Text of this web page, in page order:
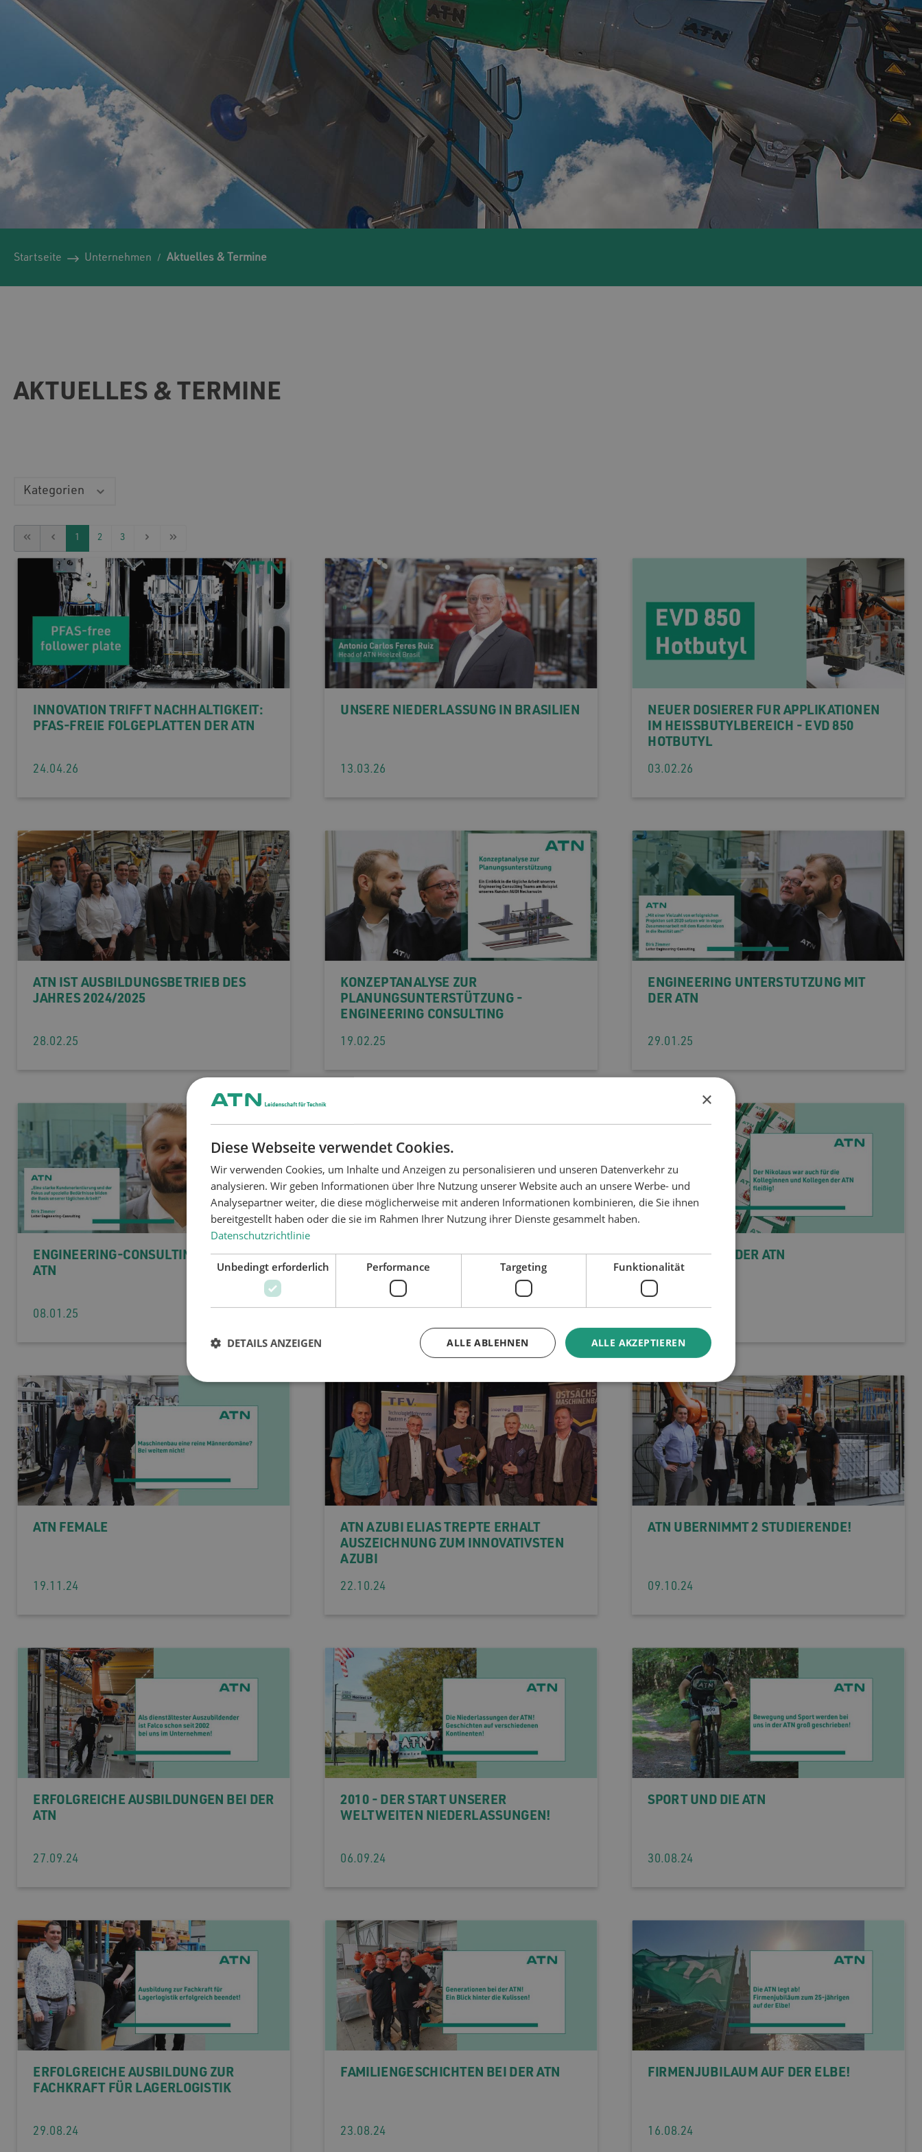
Startseite Unternehmen Aktuelles & Termine
AKTUELLES & TERMINE
Kategorien
1 2 3
INNOVATION TRIFFT NACHHALTIGKEIT:
PFAS-FREIE FOLGEPLATTEN DER ATN
24.04.26
UNSERE NIEDERLASSUNG IN BRASILIEN
13.03.26
NEUER DOSIERER FÜR APPLIKATIONEN
IM HEISSBUTYLBEREICH - EVD 850 H
OTBUTYL
03.02.26
ATN IST AUSBILDUNGSBETRIEB DES
JAHRES 2024/2025
28.02.25
KONZEPTANALYSE ZUR
PLANUNGSUNTERSTÜTZUNG -
ENGINEERING CONSULTING
19.02.25
ENGINEERING UNTERSTÜTZUNG MIT
DER ATN
29.01.25
ENGINEERING-CONSULTING BEI DER
ATN
08.01.25
DIE JÄHRLICHE WEIHNACHTSFEIER DER
NIKOLAUS BEI DER ATN
ATN FEMALE
19.11.24
ATN AZUBI ELIAS TREPTE ERHÄLT
AUSZEICHNUNG ZUM INNOVATIVSTEN
AZUBI
22.10.24
ATN ÜBERNIMMT 2 STUDIERENDE!
09.10.24
ERFOLGREICHE AUSBILDUNGEN BEI DER
ATN
27.09.24
2010 - DER START UNSERER
WELTWEITEN NIEDERLASSUNGEN!
06.09.24
SPORT UND DIE ATN
30.08.24
ERFOLGREICHE AUSBILDUNG ZUR
FACHKRAFT FÜR LAGERLOGISTIK
29.08.24
FAMILIENGESCHICHTEN BEI DER ATN
23.08.24
FIRMENJUBILÄUM AUF DER ELBE!
16.08.24
×
Diese Webseite verwendet Cookies.
Wir verwenden Cookies, um Inhalte und Anzeigen zu personalisieren und unseren Datenverkehr zu
analysieren. Wir geben Informationen über Ihre Nutzung unserer Website auch an unsere Werbe- und
Analysepartner weiter, die diese möglicherweise mit anderen Informationen kombinieren, die Sie ihnen
bereitgestellt haben oder die sie im Rahmen Ihrer Nutzung ihrer Dienste gesammelt haben.
Datenschutzrichtlinie
Unbedingt erforderlich Performance Targeting Funktionalität
ALLE AKZEPTIEREN
ALLE ABLEHNEN
DETAILS ANZEIGEN